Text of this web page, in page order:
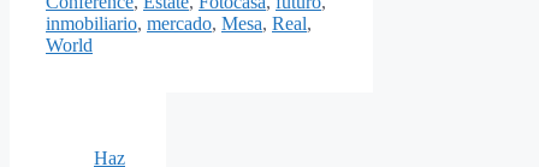
inmobiliario, mercado, Mesa, Real,
World
Haz